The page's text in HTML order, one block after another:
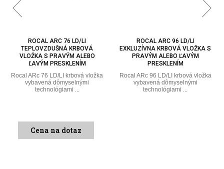
ARC 76 LD/LI
KRBOVÁ
S PRAVÝM ALEBO
PRESKLENÍM
76 LD/LI krbová vložka
dômyselnými
technológiami ...
na dotaz
ROCAL ARC 96 LD/LI
EXKLUZÍVNA KRBOVÁ VLOŽKA S
PRAVÝM ALEBO ĽAVÝM
PRESKLENÍM
Rocal ARc 96 LD/LI krbová vložka
vybavená dômyselnými
technológiami ...